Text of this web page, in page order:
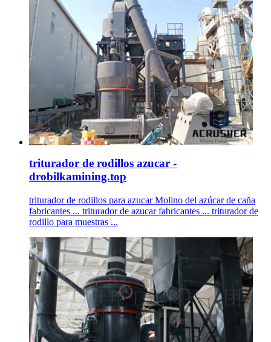
triturador de rodillos azucar -
drobilkamining.top
triturador de rodillos para azucar Molino del azúcar de caña
fabricantes ... triturador de azucar fabricantes ... triturador de
rodillo para muestras ...